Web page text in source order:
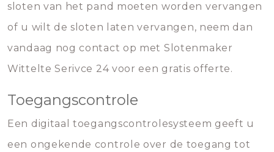
sloten van het pand moeten worden vervangen
of u wilt de sloten laten vervangen, neem dan
vandaag nog contact op met Slotenmaker
Wittelte Serivce 24 voor een gratis offerte.
Toegangscontrole
Een digitaal toegangscontrolesysteem geeft u
een ongekende controle over de toegang tot